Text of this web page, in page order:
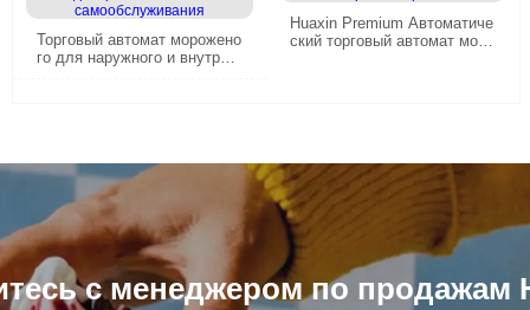
Торговый автомат морожено
го для наружного и внутрен
Huaxin Premium Автоматиче
ский торговый автомат моро
с менеджером по продажам